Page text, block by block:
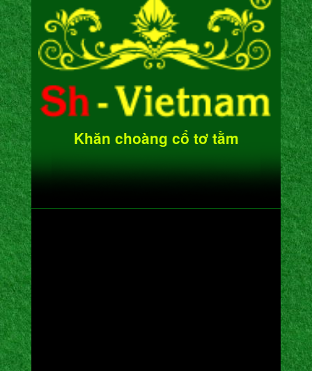
Khăn choàng cổ tơ tằm